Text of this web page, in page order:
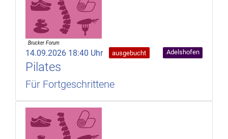
14.09.2026 18:40 Uhr ausgebucht Adelshofen
Pilates
Für Fortgeschrittene